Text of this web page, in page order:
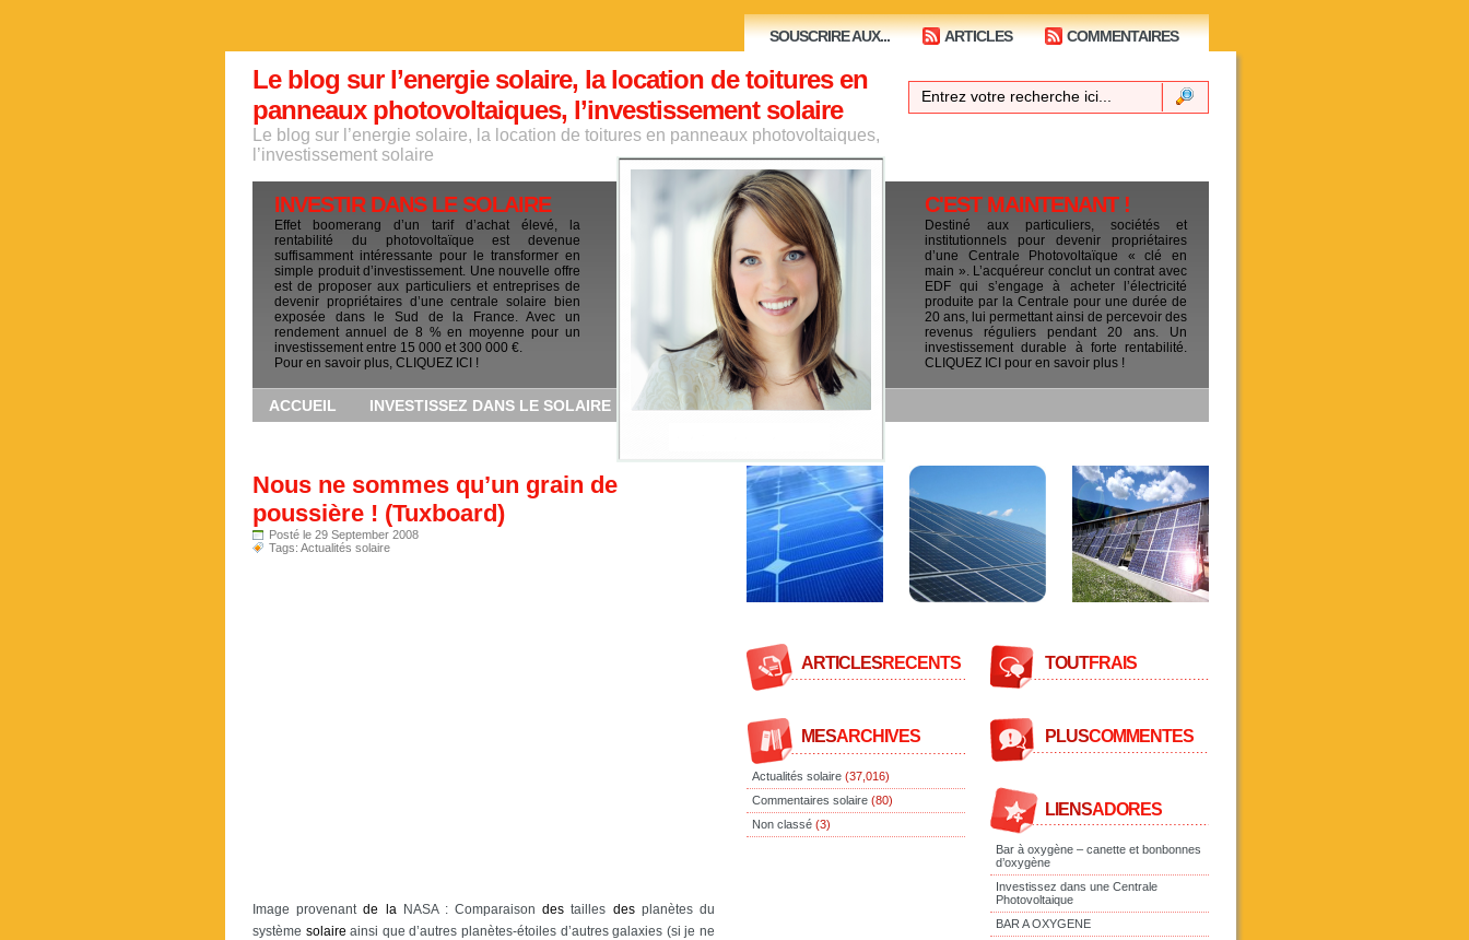
SOUSCRIRE AUX... ARTICLES COMMENTAIRES
Le blog sur l’energie solaire, la location de toitures en
panneaux photovoltaiques, l’investissement solaire
Le blog sur l’energie solaire, la location de toitures en panneaux photovoltaiques,
l’investissement solaire
INVESTIR DANS LE SOLAIRE
Effet boomerang d’un tarif d’achat élevé, la
rentabilité du photovoltaïque est devenue
suffisamment intéressante pour le transformer en
simple produit d’investissement. Une nouvelle offre
est de proposer aux particuliers et entreprises de
devenir propriétaires d’une centrale solaire bien
exposée dans le Sud de la France. Avec un
rendement annuel de 8 % en moyenne pour un
investissement entre 15 000 et 300 000 €.
Pour en savoir plus, CLIQUEZ ICI !
ACCUEIL INVESTISSEZ DANS LE SOLAIRE
C'EST MAINTENANT !
Destiné aux particuliers, sociétés et
institutionnels pour devenir propriétaires
d’une Centrale Photovoltaïque « clé en
main ». L’acquéreur conclut un contrat avec
EDF qui s’engage à acheter l’électricité
produite par la Centrale pour une durée de
20 ans, lui permettant ainsi de percevoir des
revenus réguliers pendant 20 ans. Un
investissement durable à forte rentabilité.
CLIQUEZ ICI pour en savoir plus !
Nous ne sommes qu’un grain de
poussière ! (Tuxboard)
Posté le 29 September 2008
Tags: Actualités solaire
Image provenantde laNASA : Comparaisondes tailles desplanètes du
système solaire ainsi que d’autres planètes-étoiles d’autres galaxies (si je ne
ARTICLESRECENTS
MESARCHIVES
Actualités solaire (37,016)
Commentaires solaire (80)
Non classé (3)
TOUTFRAIS
PLUSCOMMENTES
LIENSADORES
Bar à oxygène – canette et bonbonnes
d’oxygène
Investissez dans une Centrale
Photovoltaique
BAR A OXYGENE